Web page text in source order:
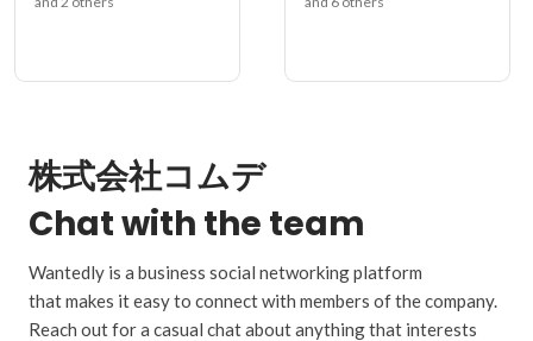
株式会社コムデ
Chat with the team
Wantedly is a business social networking platform
that makes it easy to connect with members of the company.
Reach out for a casual chat about anything that interests